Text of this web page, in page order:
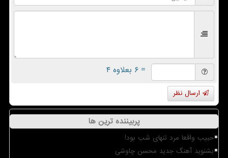
= ۶ بعلاوه ۴
ارسال نظر
پربیننده ترین ها
حبیب واقعا مرد تنهای شب بود!
بشنوید آهنگ جدید محسن چاوشی